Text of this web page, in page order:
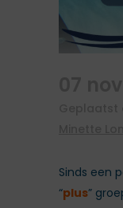
Sinds een
“plus”